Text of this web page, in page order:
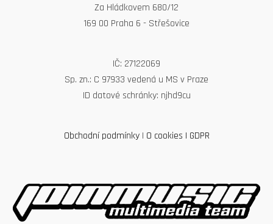
Za Hládkovem 680/12
169 00 Praha 6 - Střešovice
IČ: 27122069
Sp. zn.: C 97933 vedená u MS v Praze
ID datové schránky: njhd9cu
Obchodní podmínky| O cookies | GDPR